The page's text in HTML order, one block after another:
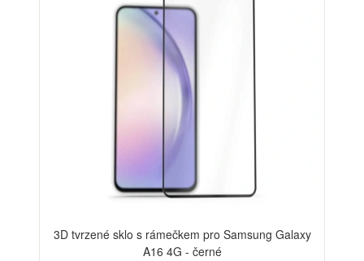
3D tvrzené sklo s rámečkem pro Samsung Galaxy
A16 4G - černé